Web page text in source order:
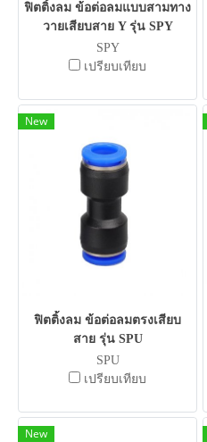
ฟิตติ้งลม ข้อต่อลมแบบสามทาง
วายเสียบสาย Y รุ่น SPY
SPY
เปรียบเทียบ
New
ฟิตติ้งลม ข้อต่อลมตรงเสียบ
สาย รุ่น SPU
SPU
เปรียบเทียบ
New